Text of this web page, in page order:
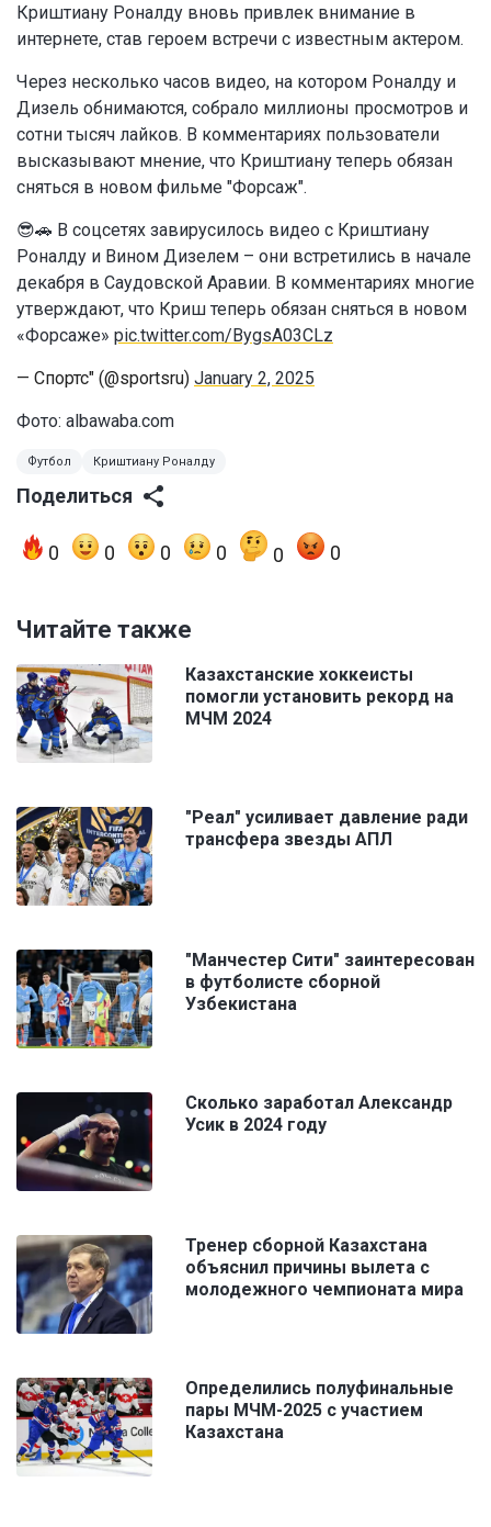
Криштиану Роналду вновь привлек внимание в
интернете, став героем встречи с известным актером.
Через несколько часов видео, на котором Роналду и
Дизель обнимаются, собрало миллионы просмотров и
сотни тысяч лайков. В комментариях пользователи
высказывают мнение, что Криштиану теперь обязан
сняться в новом фильме "Форсаж".
😎🚗 В соцсетях завирусилось видео с Криштиану
Роналду и Вином Дизелем – они встретились в начале
декабря в Саудовской Аравии. В комментариях многие
утверждают, что Криш теперь обязан сняться в новом
«Форсаже» pic.twitter.com/BygsA03CLz
— Спортс" (@sportsru) January 2, 2025
Фото: albawaba.com
Футбол Криштиану Роналду
Поделиться
0 0 0 0 0 0
Читайте также
Казахстанские хоккеисты
помогли установить рекорд на
МЧМ 2024
"Реал" усиливает давление ради
трансфера звезды АПЛ
"Манчестер Сити" заинтересован
в футболисте сборной
Узбекистана
Сколько заработал Александр
Усик в 2024 году
Тренер сборной Казахстана
объяснил причины вылета с
молодежного чемпионата мира
Определились полуфинальные
пары МЧМ-2025 с участием
Казахстана